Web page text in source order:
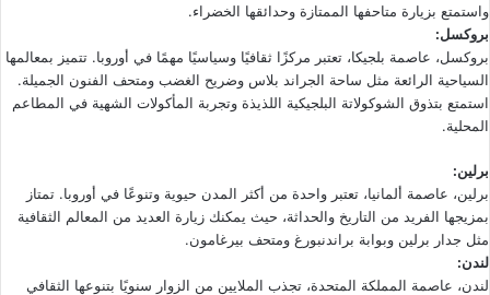
واستمتع بزيارة متاحفها الممتازة وحدائقها الخضراء.
بروكسل:
بروكسل، عاصمة بلجيكا، تعتبر مركزًا ثقافيًا وسياسيًا مهمًا في أوروبا. تتميز بمعالمها
السياحية الرائعة مثل ساحة الجراند بلاس وضريح الغضب ومتحف الفنون الجميلة.
استمتع بتذوق الشوكولاتة البلجيكية اللذيذة وتجربة المأكولات الشهية في المطاعم
المحلية.
برلين:
برلين، عاصمة ألمانيا، تعتبر واحدة من أكثر المدن حيوية وتنوعًا في أوروبا. تمتاز
بمزيجها الفريد من التاريخ والحداثة، حيث يمكنك زيارة العديد من المعالم الثقافية
مثل جدار برلين وبوابة براندنبورغ ومتحف بيرغامون.
لندن:
لندن، عاصمة المملكة المتحدة، تجذب الملايين من الزوار سنويًا بتنوعها الثقافي